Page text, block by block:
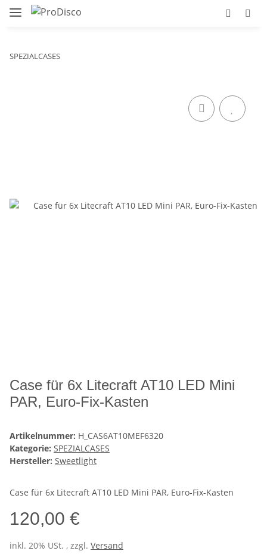
SPEZIALCASES
Case für 6x Litecraft AT10 LED Mini
PAR, Euro-Fix-Kasten
Artikelnummer: H_CAS6AT10MEF6320
Kategorie: SPEZIALCASES
Hersteller: Sweetlight
Case für 6x Litecraft AT10 LED Mini PAR, Euro-Fix-Kasten
120,00 €
inkl. 20% USt. , zzgl. Versand